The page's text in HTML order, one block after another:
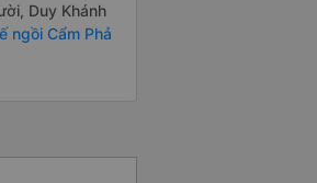
Duy Khánh
ngồi Cẩm Phả